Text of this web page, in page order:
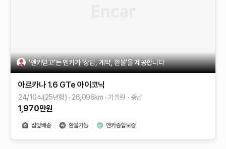
'엔카믿고'는 엔카가 '상담, 계약, 환불'을 제공합니다
아르카나 1.6 GTe 아이코닉
24/10식(25년형) 26,096km 가솔린 충남
1,970만원